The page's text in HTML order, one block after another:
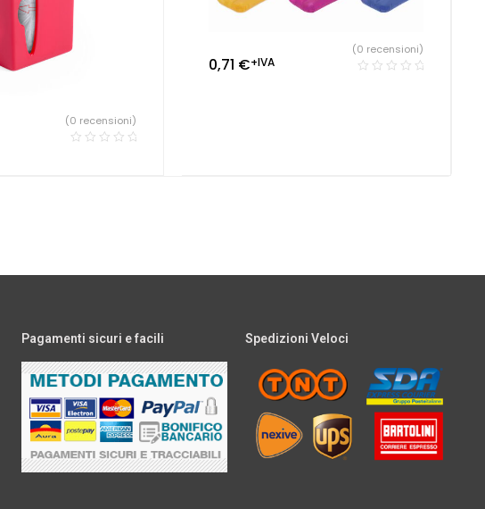
(0 recensioni)
0,71 €+IVA
(0 recensioni)
Pagamenti sicuri e facili Spedizioni Veloci